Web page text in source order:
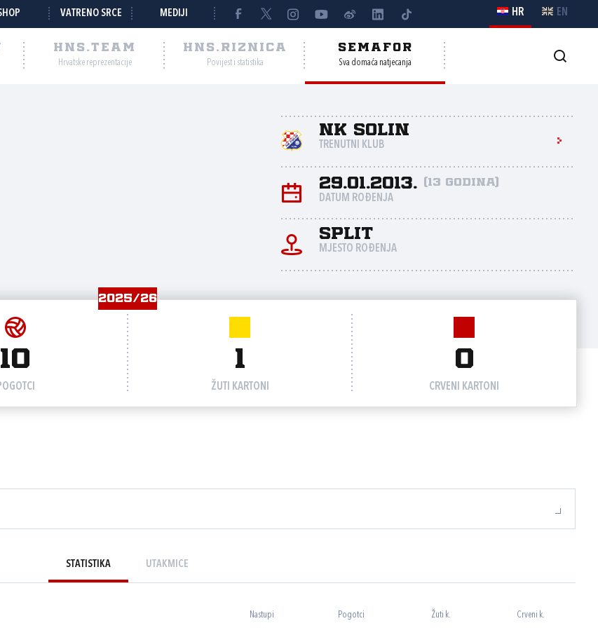
VATRENO SRCE MEDIJI HR EN
HNS.TEAM
Hrvatske reprezentacije
HNS.RIZNICA
Povijest i statistika
SEMAFOR
Sva domaća natjecanja
NK Solin
TRENUTNI KLUB
29.01.2013. (13 godina)
DATUM ROĐENJA
Split
MJESTO ROĐENJA
2025/26
10 1
ŽUTI KARTONI
0
CRVENI KARTONI
STATISTIKA UTAKMICE
Nastupi Pogotci Žuti k. Crveni k.